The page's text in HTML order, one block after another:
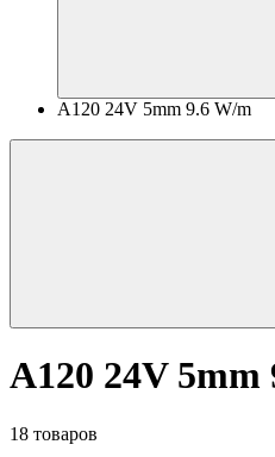
A120 24V 5mm 9.6 W/m
A120 24V 5mm
18 товаров